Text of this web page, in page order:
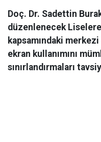
Doç. Dr. Sadettin
düzenlenecek
kapsamındaki
ekran kullanımını
sınırlandırmaları